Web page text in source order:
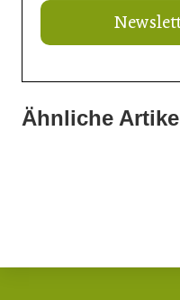
Ähnliche
20. Juli 2026